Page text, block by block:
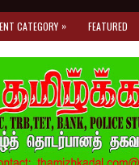
CATEGORY » FEATURED